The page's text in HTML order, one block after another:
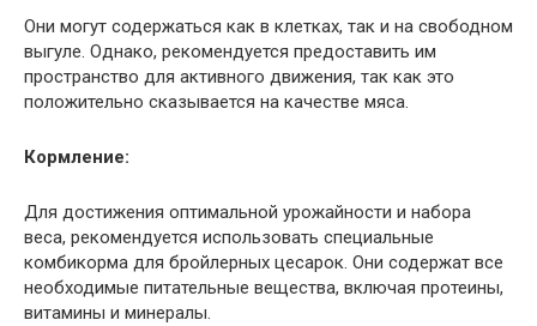
Они могут содержаться как в клетках, так и на свободном
выгуле. Однако, рекомендуется предоставить им
пространство для активного движения, так как это
положительно сказывается на качестве мяса.
Кормление:
Для достижения оптимальной урожайности и набора
веса, рекомендуется использовать специальные
комбикорма для бройлерных цесарок. Они содержат все
необходимые питательные вещества, включая протеины,
витамины и минералы.